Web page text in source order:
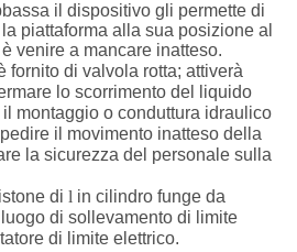
il dispositivo gli permette di
piattaforma alla sua posizione al
venire a mancare inatteso.
fornito di valvola rotta; attiverà
lo scorrimento del liquido
montaggio o conduttura idraulico
il movimento inatteso della
la sicurezza del personale sulla
di l in cilindro funge da
di sollevamento di limite
di limite elettrico.